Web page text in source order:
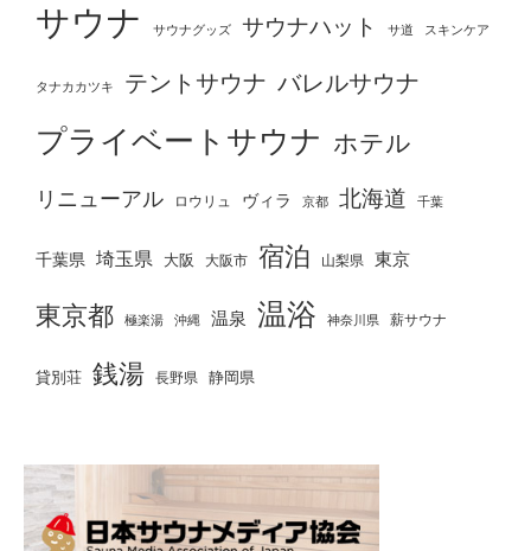
サウナ サウナグッズ サウナハット サ道 スキンケア
タナカカツキ テントサウナ バレルサウナ
プライベートサウナ ホテル
リニューアル ロウリュ ヴィラ 京都 北海道 千葉
千葉県 埼玉県 大阪 大阪市 宿泊 山梨県 東京
東京都 極楽湯 沖縄 温泉 温浴 神奈川県 薪サウナ
貸別荘 銭湯 長野県 静岡県